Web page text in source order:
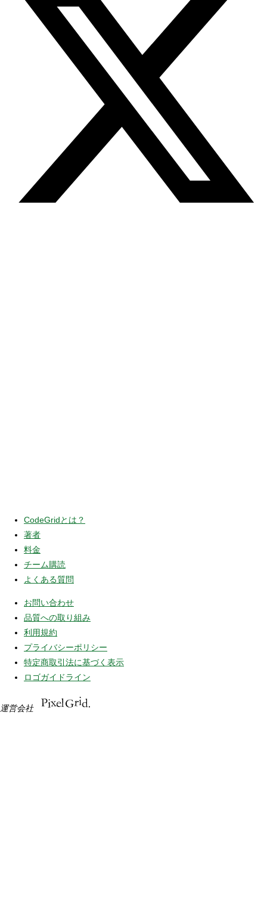
CodeGridとは？
著者
料金
チーム購読
よくある質問
お問い合わせ
品質への取り組み
利用規約
プライバシーポリシー
特定商取引法に基づく表示
ロゴガイドライン
運営会社